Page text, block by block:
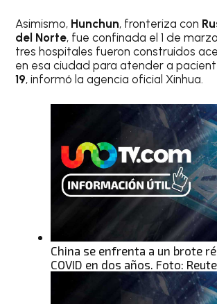
Asimismo, Hunchun, fronteriza con
del Norte, fue confinada el 1 de
tres hospitales fueron construidos
en esa ciudad para atender a
19, informó la agencia oficial Xinhua.
China se enfrenta a un brote
COVID en dos años. Foto: